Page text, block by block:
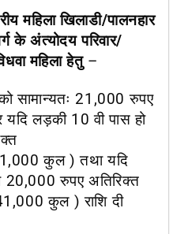
महिला खिलाडी/पालनहार
के अंत्योदय परिवार/
महिला हेतु–
सामान्यतः 21,000 रुपए
लड़की 10 वी पास हो
कुल ) तथा यदि
20,000 रुपए अतिरिक्त
कुल ) राशि दी